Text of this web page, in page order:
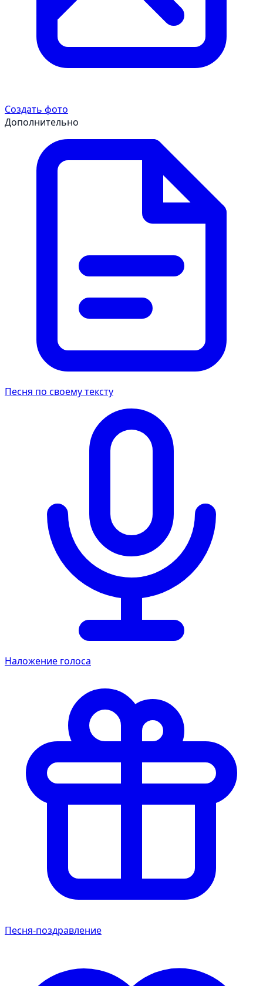
Создать фото
Дополнительно
Песня по своему тексту
Наложение голоса
Песня-поздравление